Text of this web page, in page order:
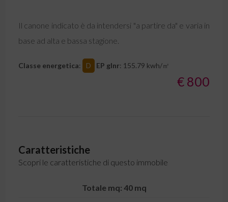
Il canone indicato è da intendersi "a partire da" e varia in
base ad alta e bassa stagione.
Classe energetica: D EP glnr: 155.79 kwh/㎡
€ 800
Caratteristiche
Scopri le caratteristiche di questo immobile
Totale mq: 40 mq